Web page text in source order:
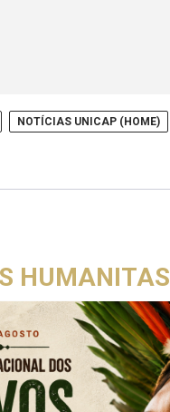
NOTÍCIAS UNICAP (HOME)
HUMANITAS